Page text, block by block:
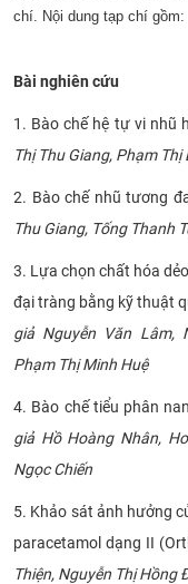
KHOA HỌC CÔNG
HTQT
CỰU NGƯỜI HỌC
chí. Nội dung tạp chí gồm:
Bài nghiên cứu
1. Bào chế hệ tự vi nhũ
Thị Thu Giang, Phạm
2. Bào chế nhũ tương
Thu Giang, Tống Thanh
3. Lựa chọn chất hóa
đại tràng bằng kỹ thuật
giả Nguyễn Văn Lâm,
Phạm Thị Minh Huệ
4. Bào chế tiểu phân
giả Hồ Hoàng Nhân,
Ngọc Chiến
5. Khảo sát ảnh hưởng
paracetamol dạng II
Thiện, Nguyễn Thị Hồng